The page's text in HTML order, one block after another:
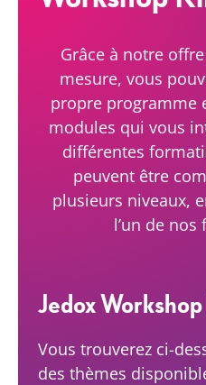
Grâce à notre
mesure, vous
propre programme
modules qui vous
différentes
peuvent être
plusieurs niveaux,
l’un de
Jedox
Vous trouverez ci-
des thèmes